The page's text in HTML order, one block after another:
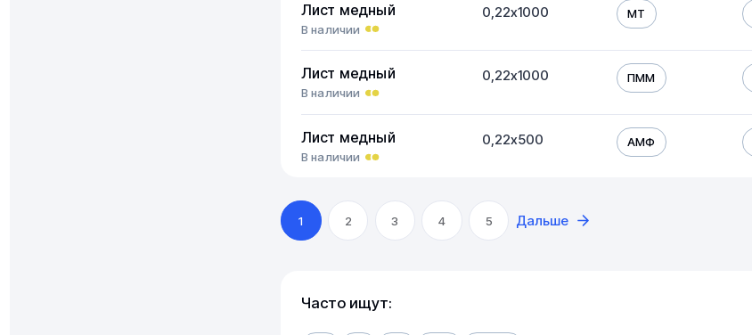
Лист медный
В наличии
0,22х1000 МТ
Лист медный
В наличии
0,22х1000 ПММ
Лист медный
В наличии
0,22х500 АМФ
1 2 3 4 5 Дальше
Часто ищут: